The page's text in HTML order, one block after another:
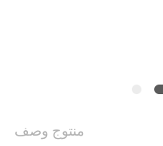
منتوج وصف